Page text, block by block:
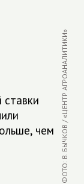
чем
ФОТО: В. БЫЧКОВ / «ЦЕНТР АГРОАНАЛИТИКИ»